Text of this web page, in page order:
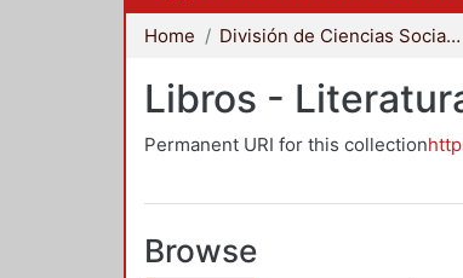
Home División de Ciencias Sociales y Humanidades
Libros -
Permanent URI for this collection
Browse